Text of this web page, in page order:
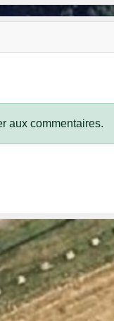
aux commentaires.